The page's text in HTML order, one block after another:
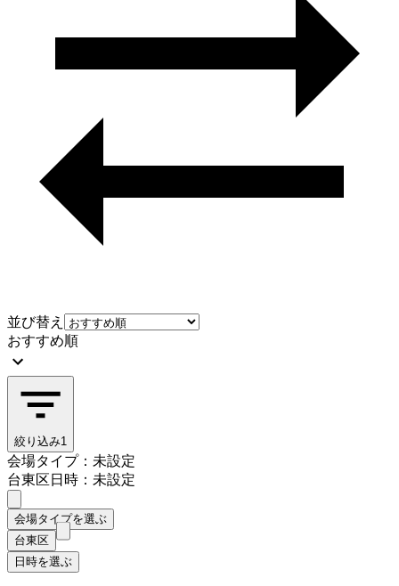
並び替え
おすすめ順
絞り込み1
会場タイプ：未設定
台東区日時：未設定
会場タイプを選ぶ
台東区
日時を選ぶ